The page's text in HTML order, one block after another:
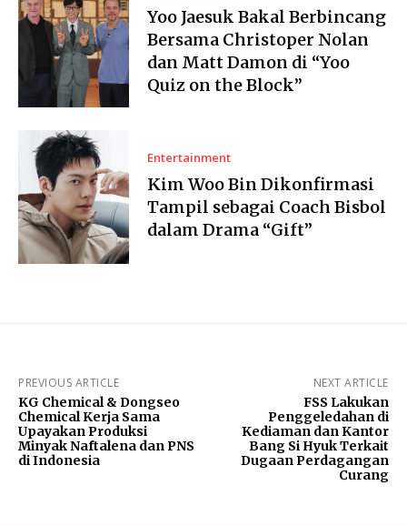
Yoo Jaesuk Bakal Berbincang
Bersama Christoper Nolan
dan Matt Damon di “Yoo
Quiz on the Block”
Entertainment
Kim Woo Bin Dikonfirmasi
Tampil sebagai Coach Bisbol
dalam Drama “Gift”
PREVIOUS ARTICLE
KG Chemical & Dongseo
Chemical Kerja Sama
Upayakan Produksi
Minyak Naftalena dan PNS
di Indonesia
NEXT ARTICLE
FSS Lakukan
Penggeledahan di
Kediaman dan Kantor
Bang Si Hyuk Terkait
Dugaan Perdagangan
Curang